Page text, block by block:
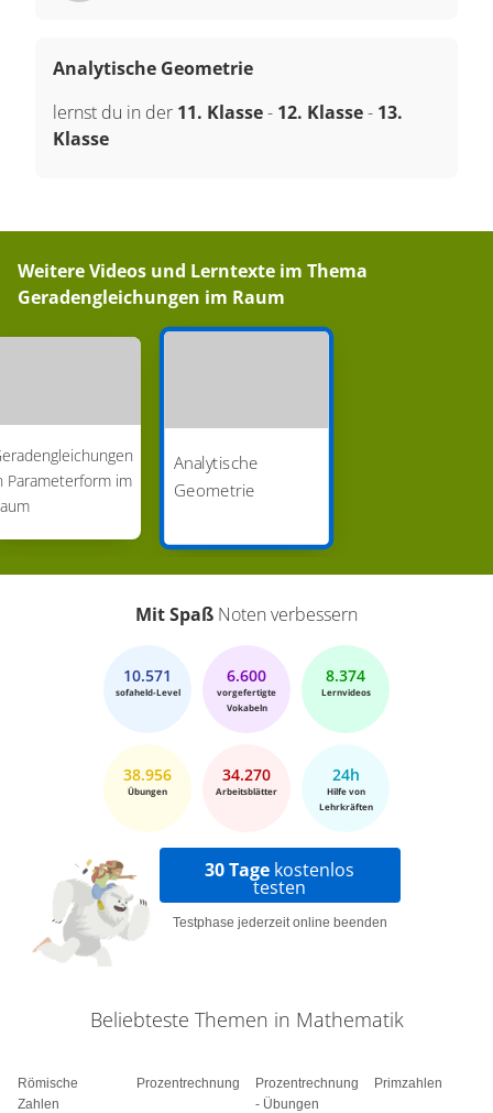
Analytische Geometrie
lernst du in der 11. Klasse- 12. Klasse- 13.
Klasse
Weitere Videos und Lerntexte im Thema
Geradengleichungen im Raum
Parameterform im
Analytische
Geometrie
Mit Spaß Noten verbessern
10.571
sofaheld-Level
6.600
vorgefertigte
Vokabeln
8.374
Lernvideos
38.956
Übungen
34.270
Arbeitsblätter
24h
Hilfe von
Lehrkräften
30 Tage kostenlos
testen
Testphase jederzeit online beenden
Beliebteste Themen in Mathematik
Römische
Zahlen
Prozentrechnung
Prozentrechnung
- Übungen
Primzahlen